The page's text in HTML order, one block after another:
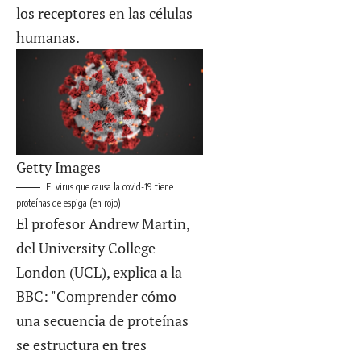
los receptores en las células
humanas.
Getty Images
El virus que causa la covid-19 tiene
proteínas de espiga (en rojo).
El profesor Andrew Martin,
del University College
London (UCL), explica a la
BBC: "Comprender cómo
una secuencia de proteínas
se estructura en tres